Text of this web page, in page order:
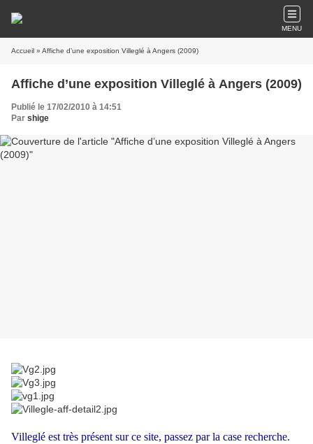
MENU
Accueil » Affiche d’une exposition Villeglé à Angers (2009)
Affiche d’une exposition Villeglé à Angers (2009)
Publié le 17/02/2010 à 14:51
Par shige
Villeglé est très présent sur ce site, passez par la case recherche.